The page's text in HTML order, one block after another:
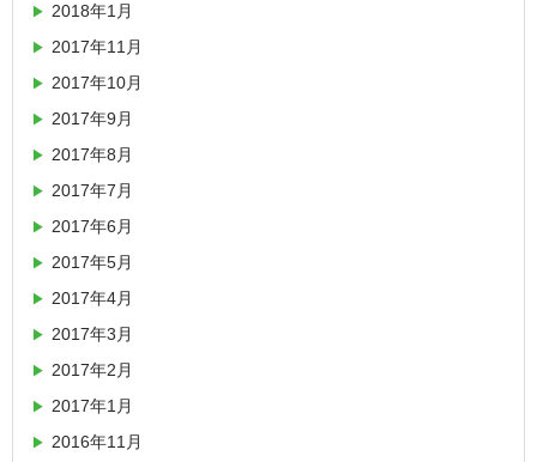
2018年1月
2017年11月
2017年10月
2017年9月
2017年8月
2017年7月
2017年6月
2017年5月
2017年4月
2017年3月
2017年2月
2017年1月
2016年11月